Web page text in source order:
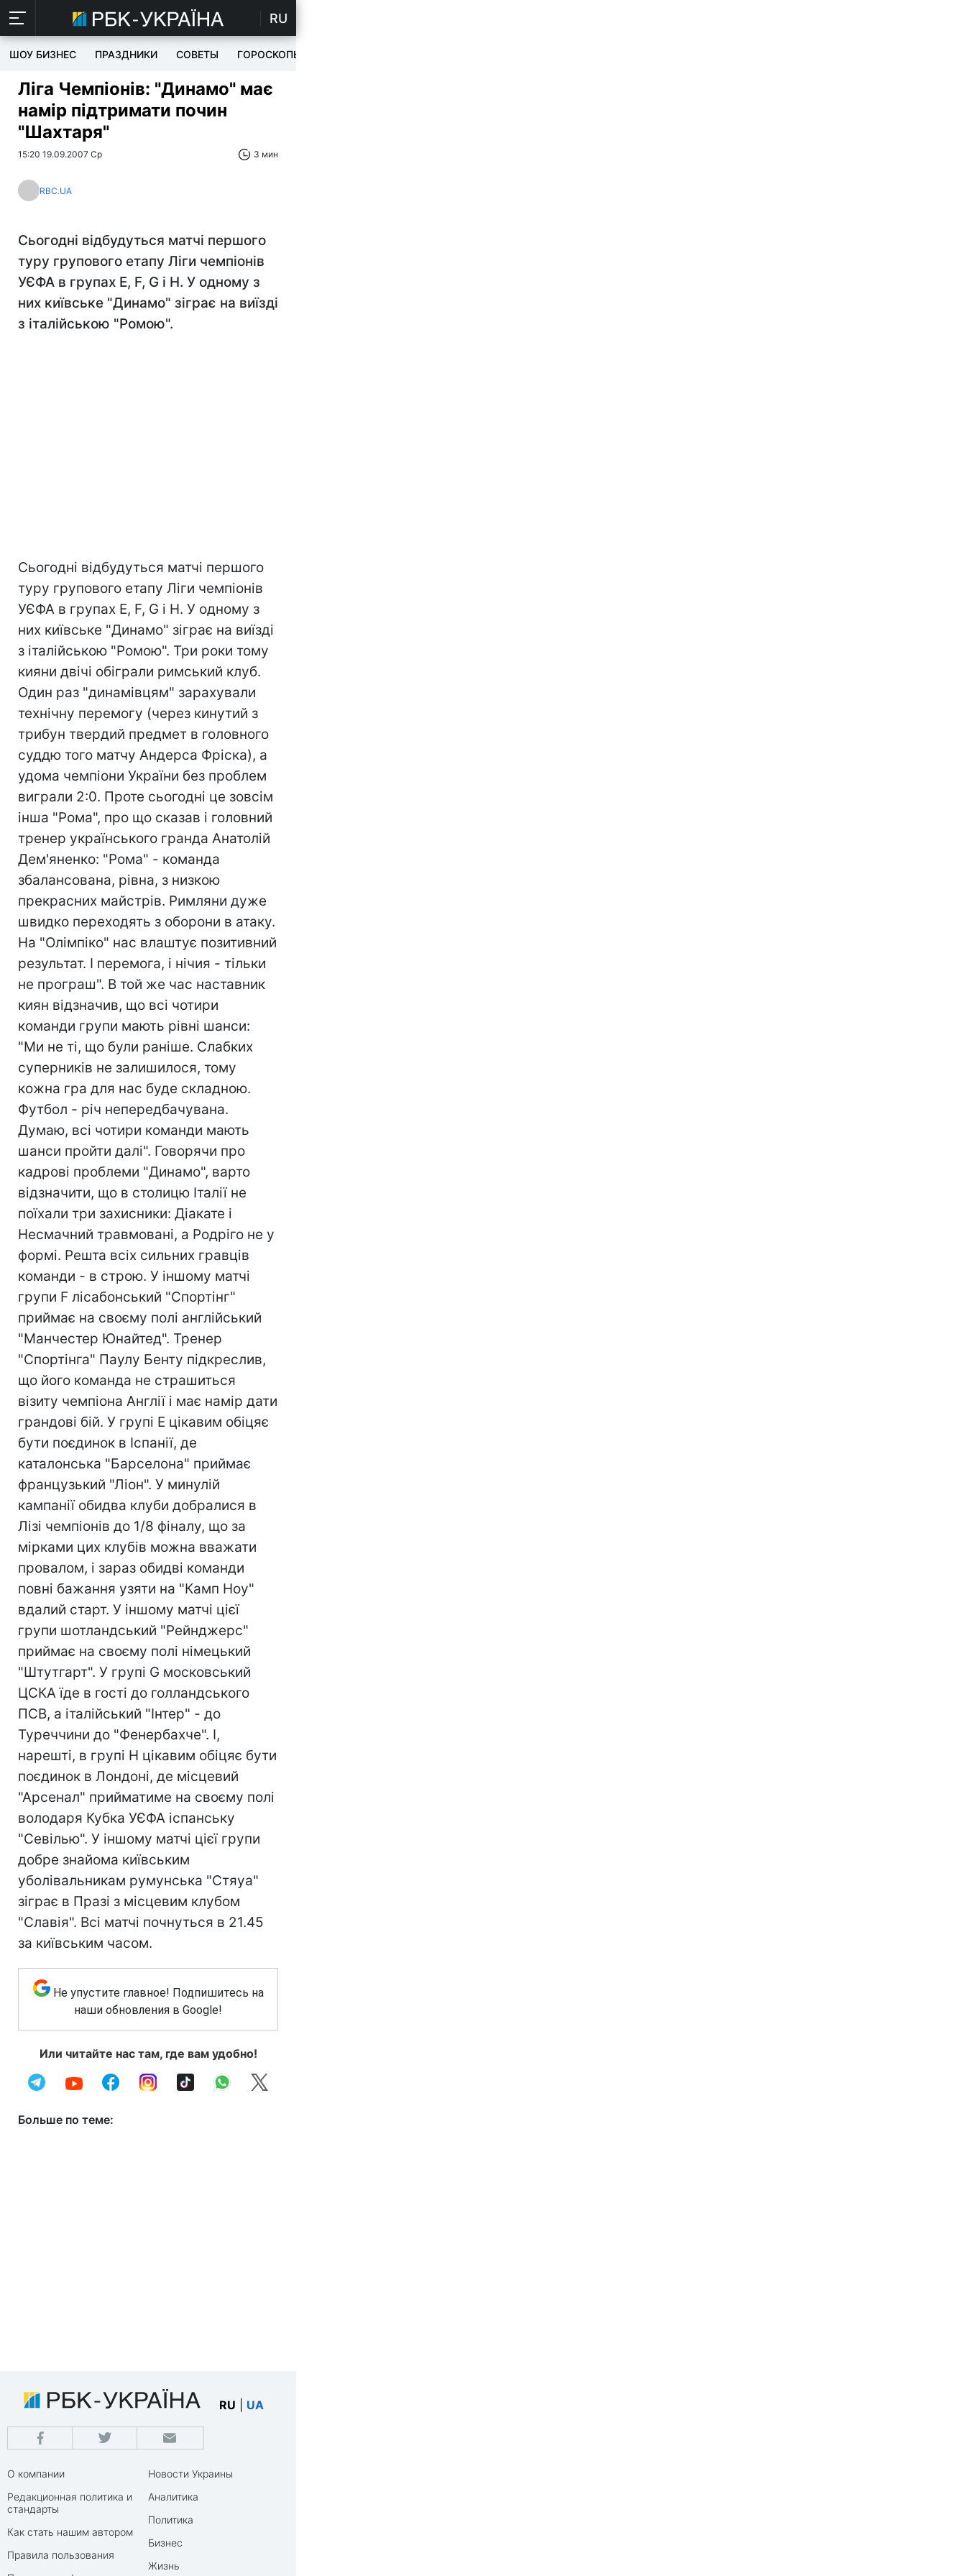
RU
ШОУ БИЗНЕС ПРАЗДНИКИ СОВЕТЫ ГОРОСКОПЫ
Ліга Чемпіонів: "Динамо" має
намір підтримати почин
"Шахтаря"
15:20 19.09.2007 Ср 3 мин
RBC.UA
Сьогодні відбудуться матчі першого
туру групового етапу Ліги чемпіонів
УЄФА в групах Е, F, G і H. У одному з
них київське "Динамо" зіграє на виїзді
з італійською "Ромою".
Сьогодні відбудуться матчі першого
туру групового етапу Ліги чемпіонів
УЄФА в групах Е, F, G і H. У одному з
них київське "Динамо" зіграє на виїзді
з італійською "Ромою". Три роки тому
кияни двічі обіграли римський клуб.
Один раз "динамівцям" зарахували
технічну перемогу (через кинутий з
трибун твердий предмет в головного
суддю того матчу Андерса Фріска), а
удома чемпіони України без проблем
виграли 2:0. Проте сьогодні це зовсім
інша "Рома", про що сказав і головний
тренер українського гранда Анатолій
Дем'яненко: "Рома" - команда
збалансована, рівна, з низкою
прекрасних майстрів. Римляни дуже
швидко переходять з оборони в атаку.
На "Олімпіко" нас влаштує позитивний
результат. І перемога, і нічия - тільки
не програш". В той же час наставник
киян відзначив, що всі чотири
команди групи мають рівні шанси:
"Ми не ті, що були раніше. Слабких
суперників не залишилося, тому
кожна гра для нас буде складною.
Футбол - річ непередбачувана.
Думаю, всі чотири команди мають
шанси пройти далі". Говорячи про
кадрові проблеми "Динамо", варто
відзначити, що в столицю Італії не
поїхали три захисники: Діакате і
Несмачний травмовані, а Родріго не у
формі. Решта всіх сильних гравців
команди - в строю. У іншому матчі
групи F лісабонський "Спортінг"
приймає на своєму полі англійський
"Манчестер Юнайтед". Тренер
"Спортінга" Паулу Бенту підкреслив,
що його команда не страшиться
візиту чемпіона Англії і має намір дати
грандові бій. У групі Е цікавим обіцяє
бути поєдинок в Іспанії, де
каталонська "Барселона" приймає
французький "Ліон". У минулій
кампанії обидва клуби добралися в
Лізі чемпіонів до 1/8 фіналу, що за
мірками цих клубів можна вважати
провалом, і зараз обидві команди
повні бажання узяти на "Камп Ноу"
вдалий старт. У іншому матчі цієї
групи шотландський "Рейнджерс"
приймає на своєму полі німецький
"Штутгарт". У групі G московський
ЦСКА їде в гості до голландського
ПСВ, а італійський "Інтер" - до
Туреччини до "Фенербахче". І,
нарешті, в групі H цікавим обіцяє бути
поєдинок в Лондоні, де місцевий
"Арсенал" прийматиме на своєму полі
володаря Кубка УЄФА іспанську
"Севілью". У іншому матчі цієї групи
добре знайома київським
уболівальникам румунська "Стяуа"
зіграє в Празі з місцевим клубом
"Славія". Всі матчі почнуться в 21.45
за київським часом.
Не упустите главное! Подпишитесь на
наши обновления в Google!
Или читайте нас там, где вам удобно!
Больше по теме:
RU UA
О компании
Редакционная политика и
стандарты
Как стать нашим автором
Правила пользования
Новости Украины
Аналитика
Политика
Бизнес
Жизнь